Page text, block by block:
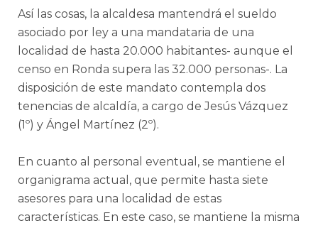
Así las cosas, la alcaldesa mantendrá el sueldo
asociado por ley a una mandataria de una
localidad de hasta 20.000 habitantes- aunque el
censo en Ronda supera las 32.000 personas-. La
disposición de este mandato contempla dos
tenencias de alcaldía, a cargo de Jesús Vázquez
(1º) y Ángel Martínez (2º).
En cuanto al personal eventual, se mantiene el
organigrama actual, que permite hasta siete
asesores para una localidad de estas
características. En este caso, se mantiene la misma